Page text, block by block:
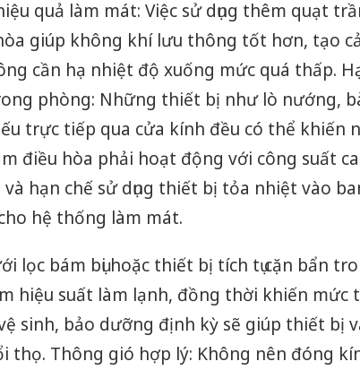
quả làm mát: Việc sử dụng thêm quạt
giúp không khí lưu thông tốt hơn, tạo
cần hạ nhiệt độ xuống mức quá thấp.
phòng: Những thiết bị như lò nướng,
trực tiếp qua cửa kính đều có thể khiến
điều hòa phải hoạt động với công suất
hạn chế sử dụng thiết bị tỏa nhiệt vào
hệ thống làm mát.
lọc bám bụi hoặc thiết bị tích tụ cặn bẩn
hiệu suất làm lạnh, đồng thời khiến mức
sinh, bảo dưỡng định kỳ sẽ giúp thiết bị
thọ. Thông gió hợp lý: Không nên đóng